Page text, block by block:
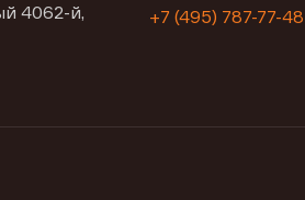
4062-й,
+7 (495) 787-77-48